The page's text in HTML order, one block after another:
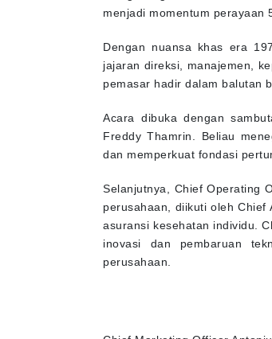
menjadi momentum perayaan
Dengan nuansa khas era
jajaran direksi, manajemen,
pemasar hadir dalam balutan
Acara dibuka dengan
Freddy Thamrin. Beliau
dan memperkuat fondasi
Selanjutnya, Chief Operating
perusahaan, diikuti oleh Chief
asuransi kesehatan individu.
inovasi dan pembaruan
perusahaan.